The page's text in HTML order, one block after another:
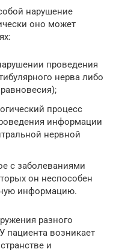
нарушение
оно может
проведения
нерва либо
процесс
информации
нервной
с заболеваниями
он неспособен
информацию.
разного
пациента возникает
и